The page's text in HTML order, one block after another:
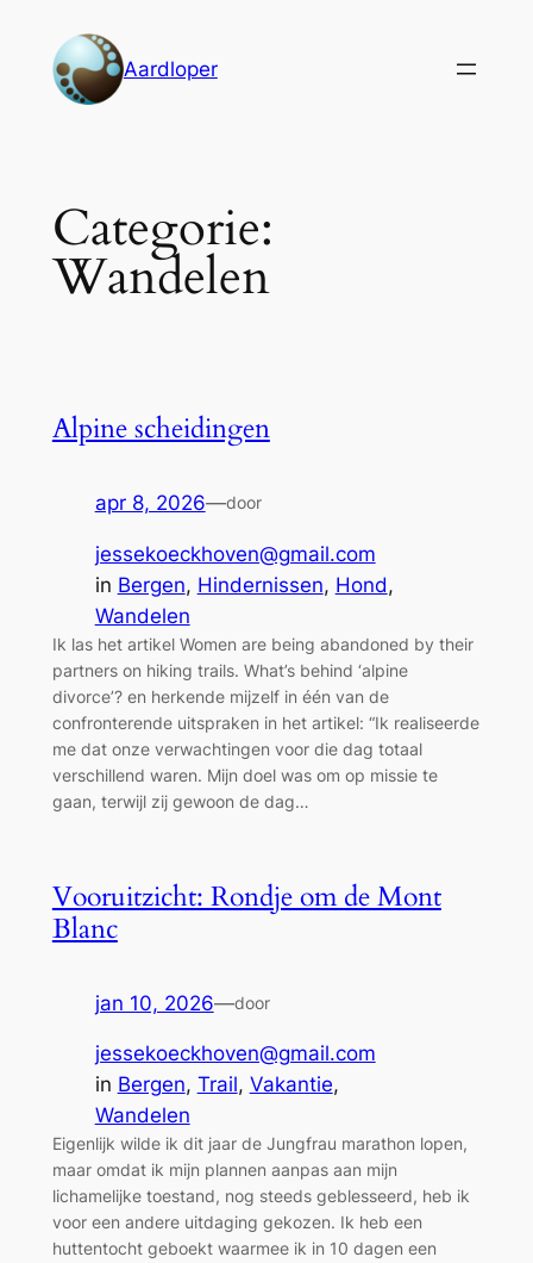
Aardloper
Categorie:
Wandelen
Alpine scheidingen
apr 8, 2026—door
jessekoeckhoven@gmail.com
in Bergen, Hindernissen, Hond
Wandelen
Ik las het artikel Women are being abandoned by their
partners on hiking trails. What’s behind ‘alpine
divorce’? en herkende mijzelf in één van de
confronterende uitspraken in het artikel: “Ik realiseerde
me dat onze verwachtingen voor die dag totaal
verschillend waren. Mijn doel was om op missie te
gaan, terwijl zij gewoon de dag…
Vooruitzicht: Rondje om de Mont
Blanc
jan 10, 2026—door
jessekoeckhoven@gmail.com
in Bergen, Trail, Vakantie
Wandelen
Eigenlijk wilde ik dit jaar de Jungfrau marathon lopen,
maar omdat ik mijn plannen aanpas aan mijn
lichamelijke toestand, nog steeds geblesseerd, heb ik
voor een andere uitdaging gekozen. Ik heb een
huttentocht geboekt waarmee ik in 10 dagen een